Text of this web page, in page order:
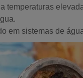
temperaturas
em sistemas de